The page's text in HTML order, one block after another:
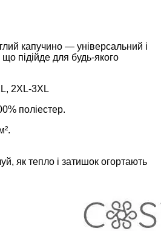
капучино — універсальний і
що підійде для будь-якого
2XL-3XL
поліестер.
як тепло і затишок огортають